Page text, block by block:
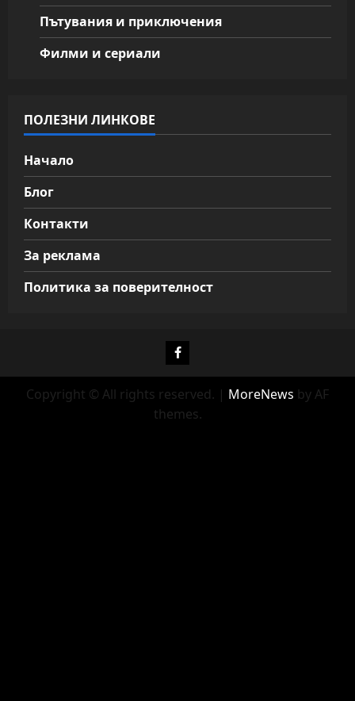
Пътувания и приключения
Филми и сериали
ПОЛЕЗНИ ЛИНКОВЕ
Начало
Блог
Контакти
За реклама
Политика за поверителност
Фейсбук
Copyright © All rights reserved. | MoreNews by AF
themes.